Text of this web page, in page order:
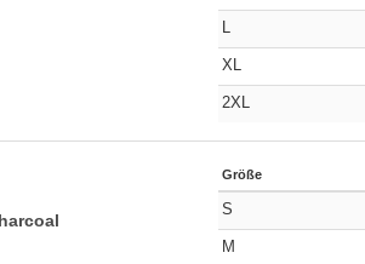
L
XL
2XL
Größe
S
M